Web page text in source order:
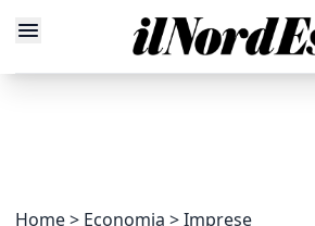
Home Economia Imprese